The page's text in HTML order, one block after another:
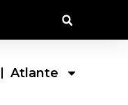
Atlante